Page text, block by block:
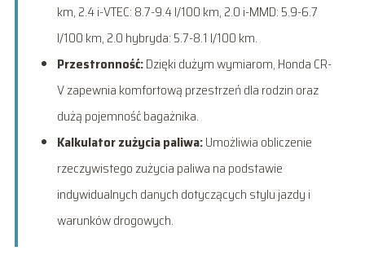
km, 2.4 i-VTEC: 8.7-9.4 l/100 km, 2.0 i-MMD: 5.9-6.7
l/100 km, 2.0 hybryda: 5.7-8.1 l/100 km.
Przestronność:Dzięki dużym wymiarom, Honda CR-
V zapewnia komfortową przestrzeń dla rodzin oraz
dużą pojemność bagażnika.
Kalkulator zużycia paliwa:Umożliwia obliczenie
rzeczywistego zużycia paliwa na podstawie
indywidualnych danych dotyczących stylu jazdy i
warunków drogowych.